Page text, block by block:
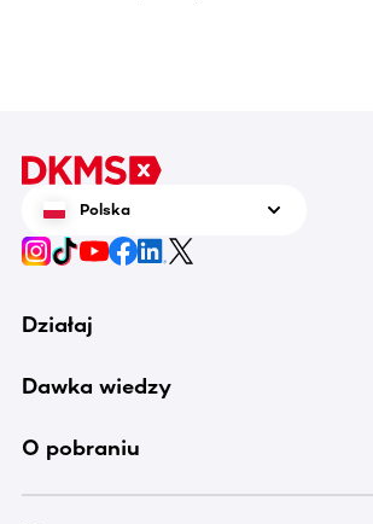
Polska
Działaj
Dawka wiedzy
O pobraniu